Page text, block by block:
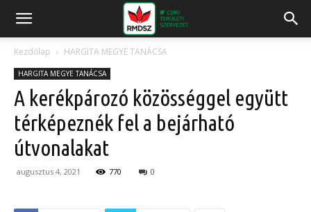
Kezdőlap HARGITA MEGYE TANÁCSA
HARGITA MEGYE TANÁCSA
A kerékpározó közösséggel együtt
térképeznék fel a bejárható
útvonalakat
augusztus 4, 2021 770 0